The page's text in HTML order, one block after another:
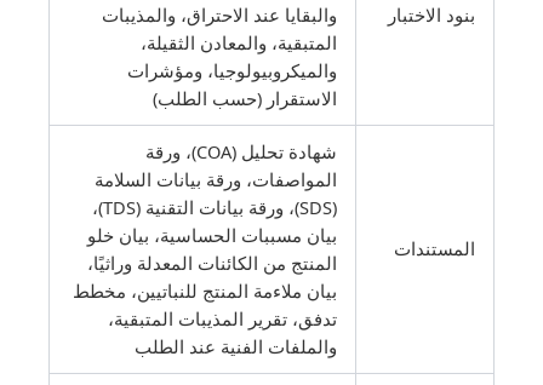
بنود الاختبار
والبقايا عند الاحتراق، والمذيبات
المتبقية، والمعادن الثقيلة،
والميكروبيولوجيا، ومؤشرات
الاستقرار (حسب الطلب)
المستندات
شهادة تحليل (COA)، ورقة
المواصفات، ورقة بيانات السلامة
(SDS)، ورقة بيانات التقنية (TDS)،
بيان مسببات الحساسية، بيان خلو
المنتج من الكائنات المعدلة وراثيًا،
بيان ملاءمة المنتج للنباتيين، مخطط
تدفق، تقرير المذيبات المتبقية،
والملفات الفنية عند الطلب